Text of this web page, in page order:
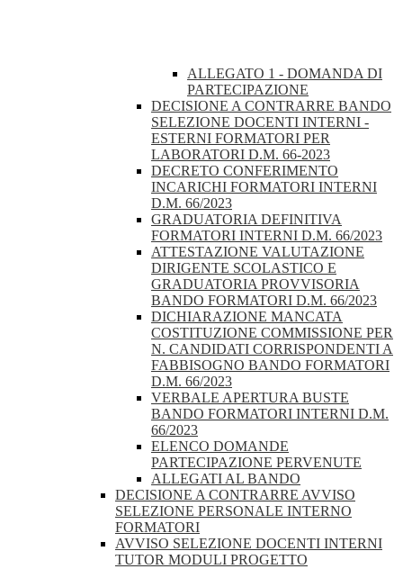
ALLEGATO 1 - DOMANDA DI
PARTECIPAZIONE
DECISIONE A CONTRARRE BANDO
SELEZIONE DOCENTI INTERNI -
ESTERNI FORMATORI PER
LABORATORI D.M. 66-2023
DECRETO CONFERIMENTO
INCARICHI FORMATORI INTERNI
D.M. 66/2023
GRADUATORIA DEFINITIVA
FORMATORI INTERNI D.M. 66/2023
ATTESTAZIONE VALUTAZIONE
DIRIGENTE SCOLASTICO E
GRADUATORIA PROVVISORIA
BANDO FORMATORI D.M. 66/2023
DICHIARAZIONE MANCATA
COSTITUZIONE COMMISSIONE PER
N. CANDIDATI CORRISPONDENTI A
FABBISOGNO BANDO FORMATORI
D.M. 66/2023
VERBALE APERTURA BUSTE
BANDO FORMATORI INTERNI D.M.
66/2023
ELENCO DOMANDE
PARTECIPAZIONE PERVENUTE
ALLEGATI AL BANDO
DECISIONE A CONTRARRE AVVISO
SELEZIONE PERSONALE INTERNO
FORMATORI
AVVISO SELEZIONE DOCENTI INTERNI
TUTOR MODULI PROGETTO